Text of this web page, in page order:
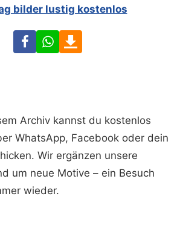
bilder lustig kostenlos
FacebookWhatsApp
Archiv kannst du kostenlos
WhatsApp, Facebook oder dein
Wir ergänzen unsere
um neue Motive – ein Besuch
wieder.